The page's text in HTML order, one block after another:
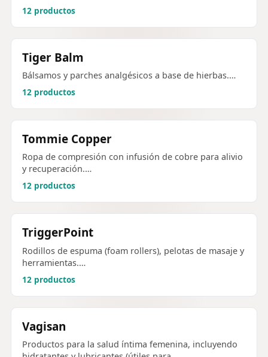
12 productos
Tiger Balm
Bálsamos y parches analgésicos a base de hierbas.…
12 productos
Tommie Copper
Ropa de compresión con infusión de cobre para alivio
y recuperación.…
12 productos
TriggerPoint
Rodillos de espuma (foam rollers), pelotas de masaje y
herramientas.…
12 productos
Vagisan
Productos para la salud íntima femenina, incluyendo